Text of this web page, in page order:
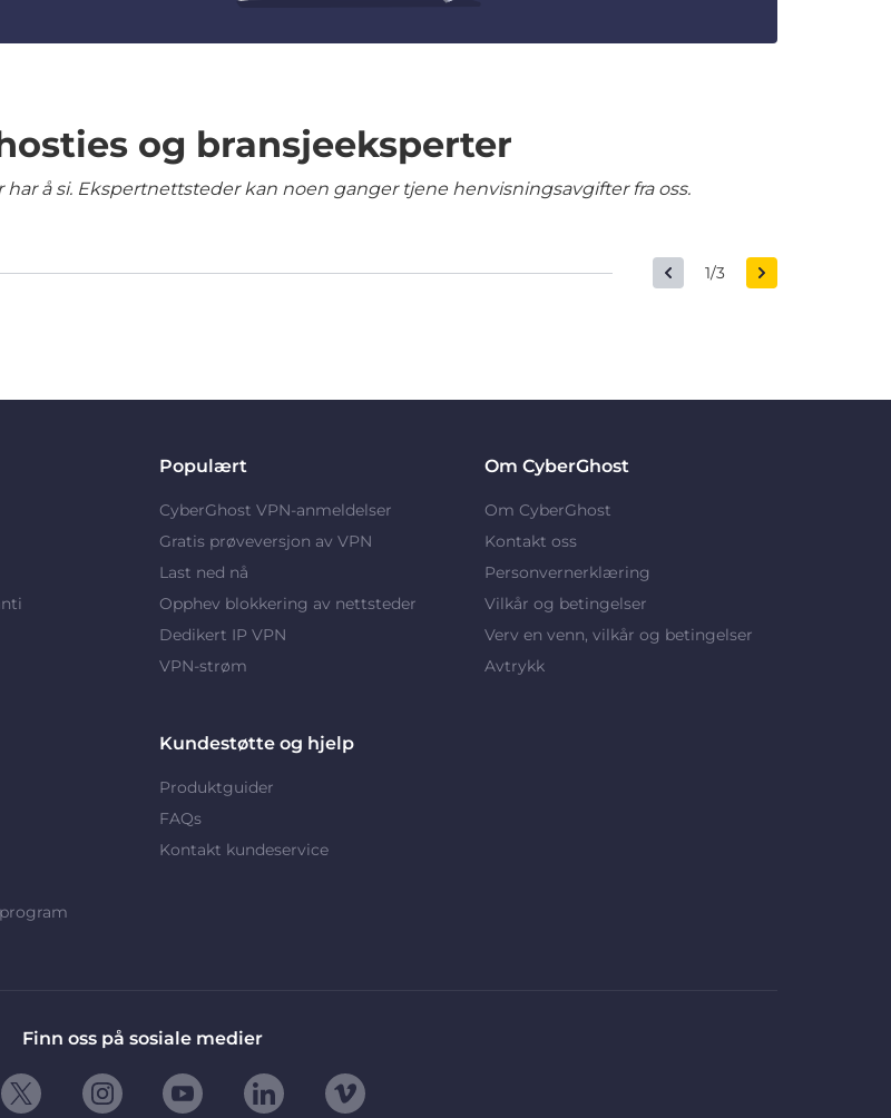
og bransjeeksperter
å si. Ekspertnettsteder kan noen ganger tjene henvisningsavgifter fra oss.
1/3
Populært
CyberGhost VPN-anmeldelser
Gratis prøveversjon av VPN
Last ned nå
Opphev blokkering av nettsteder
Dedikert IP VPN
VPN-strøm
Om CyberGhost
Om CyberGhost
Kontakt oss
Personvernerklæring
Vilkår og betingelser
Verv en venn, vilkår og betingelser
Avtrykk
Kundestøtte og hjelp
Produktguider
FAQs
Kontakt kundeservice
Finn oss på sosiale medier